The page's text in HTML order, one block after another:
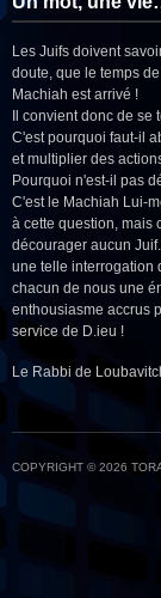
Les Juifs doivent
doute, que le temps
Machiah est arrivé !
Il convient donc de se
C'est pourquoi faut-il
et multiplier des
Pourquoi n'est-il pas
C'est le Machiah Lui-
à cette question, mais
décourager aucun
une telle interrogation
chacun de nous une
enthousiasme accrus
service de D.ieu !
Le Rabbi de
COPYRIGHT © 2026